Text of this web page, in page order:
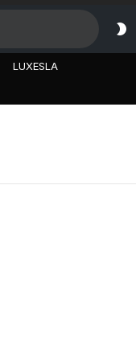
LUXESLA